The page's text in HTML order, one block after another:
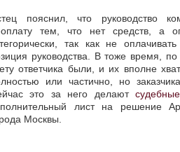
пояснил, что руководство
тем, что нет средств, а
так как не
руководства. В тоже время,
ответчика были, и их вполне
или частично, но
это за него делают
лист на решение
Москвы.